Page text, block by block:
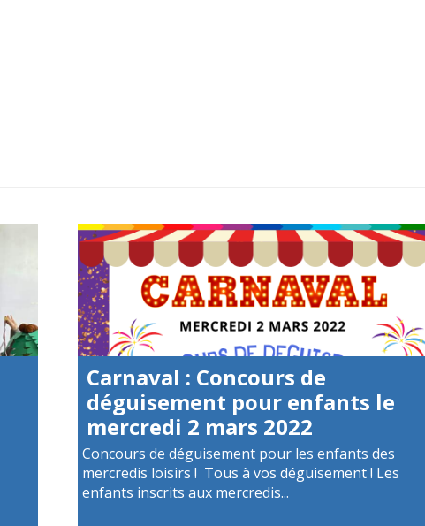
Carnaval : Concours de
déguisement pour enfants le
mercredi 2 mars 2022
Concours de déguisement pour les enfants des
mercredis loisirs ! Tous à vos déguisement ! Les
enfants inscrits aux mercredis...